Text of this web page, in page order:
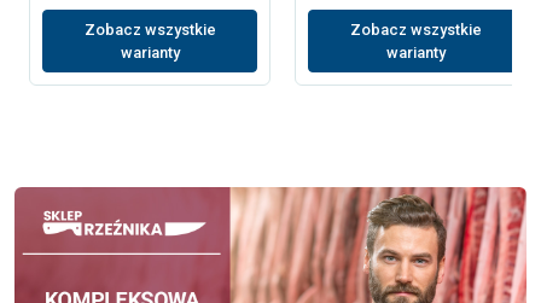
Zobacz wszystkie
warianty
Zobacz wszystkie
warianty